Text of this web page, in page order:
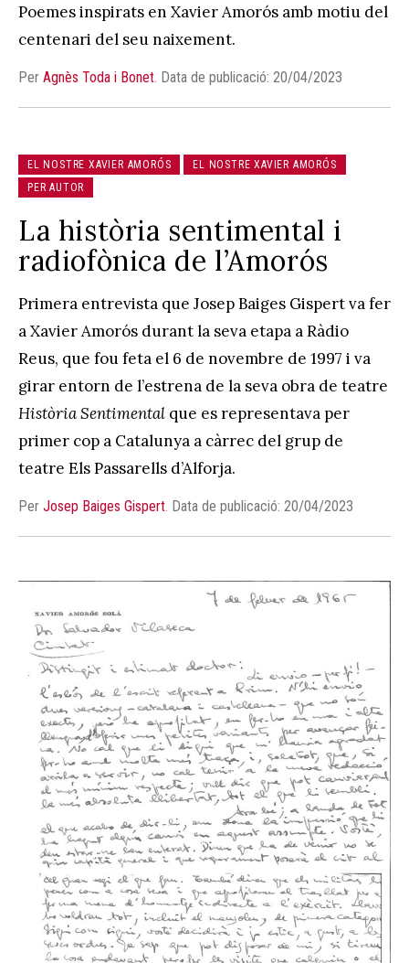
Poemes inspirats en Xavier Amorós amb motiu del
centenari del seu naixement.
Per Agnès Toda i Bonet. Data de publicació: 20/04/2023
EL NOSTRE XAVIER AMORÓS
EL NOSTRE XAVIER AMORÓS
PER AUTOR
La història sentimental i
radiofònica de l’Amorós
Primera entrevista que Josep Baiges Gispert va fer
a Xavier Amorós durant la seva etapa a Ràdio
Reus, que fou feta el 6 de novembre de 1997 i va
girar entorn de l’estrena de la seva obra de teatre
Història Sentimental que es representava per
primer cop a Catalunya a càrrec del grup de
teatre Els Passarells d’Alforja.
Per Josep Baiges Gispert. Data de publicació: 20/04/2023